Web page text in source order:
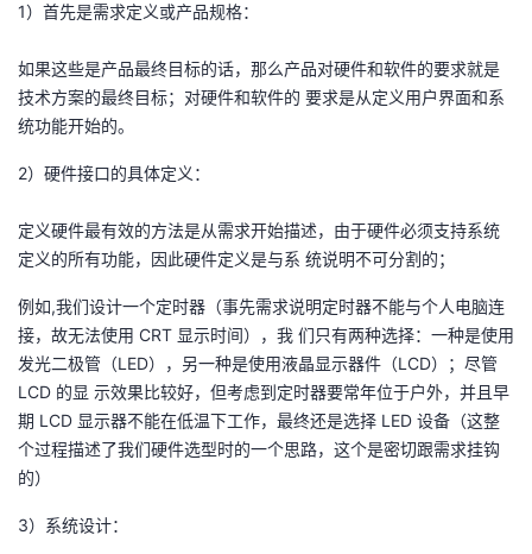
1）首先是需求定义或产品规格：
如果这些是产品最终目标的话，那么产品对硬件和软件的要求就是
技术方案的最终目标；对硬件和软件的 要求是从定义用户界面和系
统功能开始的。
2）硬件接口的具体定义：
定义硬件最有效的方法是从需求开始描述，由于硬件必须支持系统
定义的所有功能，因此硬件定义是与系 统说明不可分割的；
例如,我们设计一个定时器（事先需求说明定时器不能与个人电脑连
接，故无法使用 CRT 显示时间），我 们只有两种选择：一种是使用
发光二极管（LED），另一种是使用液晶显示器件（LCD）；尽管
LCD 的显 示效果比较好，但考虑到定时器要常年位于户外，并且早
期 LCD 显示器不能在低温下工作，最终还是选择 LED 设备（这整
个过程描述了我们硬件选型时的一个思路，这个是密切跟需求挂钩
的）
3）系统设计：